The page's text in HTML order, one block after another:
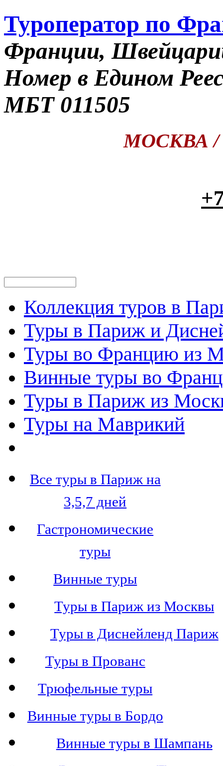
Туроператор по
Франции,
Номер в Едином
МБТ 011505
МОСКВА /
Коллекция туров в
Туры в Париж и
Туры во Францию из
Винные туры во
Туры в Париж из
Туры на Маврикий
Все туры в Париж на
3,5,7 дней
Гастрономические
туры
Винные туры
Туры в Париж из Москвы
Туры в Диснейленд Париж
Туры в Прованс
Трюфельные туры
Винные туры в Бордо
Винные туры в Шампань